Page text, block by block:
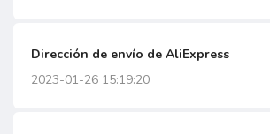
Dirección de envío de AliExpress
2023-01-26 15:19:20